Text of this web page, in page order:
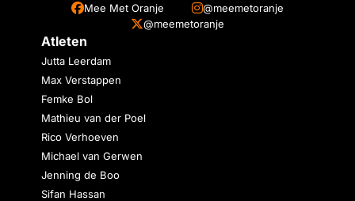
Mee Met Oranje
@meemetoranje
@meemetoranje
Atleten
Jutta Leerdam
Max Verstappen
Femke Bol
Mathieu van der Poel
Rico Verhoeven
Michael van Gerwen
Jenning de Boo
Sifan Hassan